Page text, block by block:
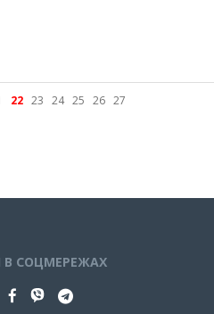
22 23 24 25 26 27
СОЦМЕРЕЖАХ